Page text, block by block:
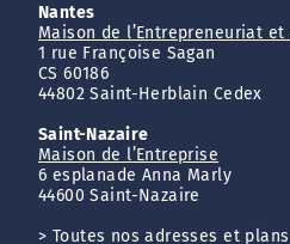
Nantes
Maison de l’Entrepreneuriat
1 rue Françoise Sagan
CS 60186
44802 Saint-Herblain Cedex
Saint-Nazaire
Maison de l’Entreprise
6 esplanade Anna Marly
44600 Saint-Nazaire
> Toutes nos adresses et